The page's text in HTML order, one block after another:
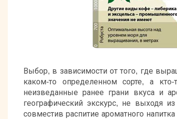
Выбор, в зависимости от того, где
каком-то определенном сорте, а
неизведанные ранее грани вкуса и
географический экскурс, не
совместив распитие ароматного